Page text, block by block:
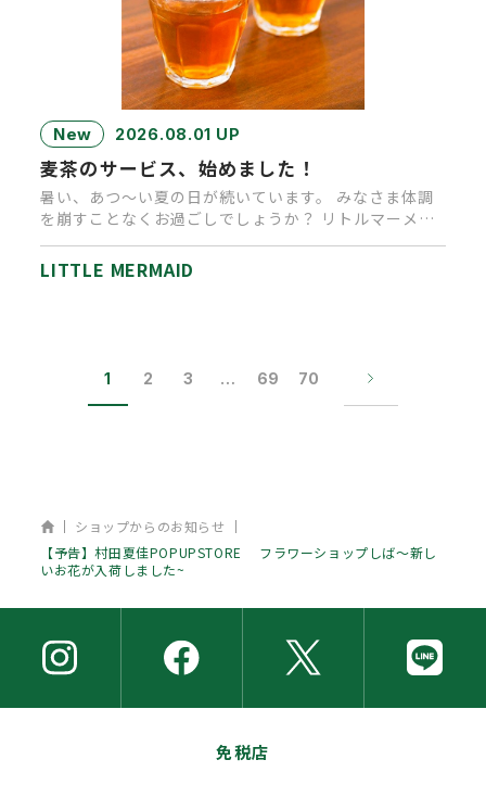
New 2026.08.01 UP
麦茶のサービス、始めました！
暑い、あつ～い夏の日が続いています。 みなさま体調
を崩すことなくお過ごしでしょうか？ リトルマーメイ
LITTLE MERMAID
1 2 3 … 69 70
ホーム
ショップからのお知らせ
【予告】村田夏佳POPUPSTORE フラワーショップしば～新し
いお花が入荷しました~
免税店